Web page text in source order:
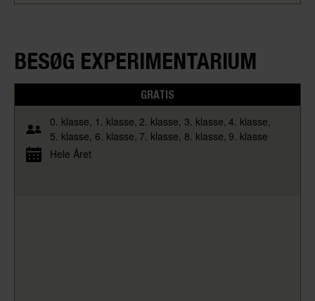
BESØG EXPERIMENTARIUM
GRATIS
0. klasse 1. klasse 2. klasse 3. klasse 4. klasse
5. klasse 6. klasse 7. klasse 8. klasse 9. klasse
Hele Året